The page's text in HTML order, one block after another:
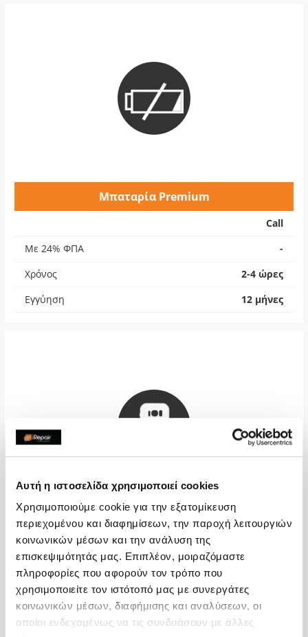
Αυτή η ιστοσελίδα χρησιμοποιεί cookies
Χρησιμοποιούμε cookie για την εξατομίκευση
περιεχομένου και διαφημίσεων, την παροχή λειτουργιών
κοινωνικών μέσων και την ανάλυση της
επισκεψιμότητάς μας. Επιπλέον, μοιραζόμαστε
πληροφορίες που αφορούν τον τρόπο που
χρησιμοποιείτε τον ιστότοπό μας με συνεργάτες
κοινωνικών μέσων, διαφήμισης και αναλύσεων, οι
οποίοι ενδεχομένως να τις συνδυάσουν με άλλες
Μπαταρία Premium
Call
Με 24% ΦΠΑ
-
Χρόνος
2-4 ώρες
Εγγύηση
12 μήνες
Πίσω Όψη
Με 24% ΦΠΑ
Χρόνος
2-4 ώρες
Εγγύηση